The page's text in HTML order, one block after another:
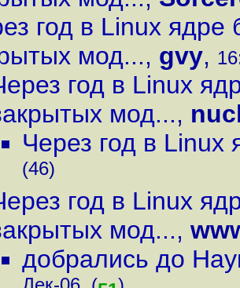
год в Linux ядре
мод..., gvy,
год в Linux
мод...,
Через год в Linux
(46)
год в Linux
мод...,
добрались до